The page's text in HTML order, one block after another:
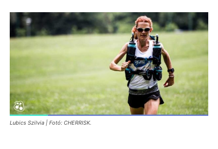
Lubics Szilvia | Fotó: CHERRISK.